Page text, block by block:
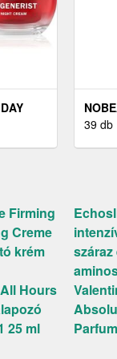
LIKE
39 db
Firming
Creme
krém
Hours
25 ml